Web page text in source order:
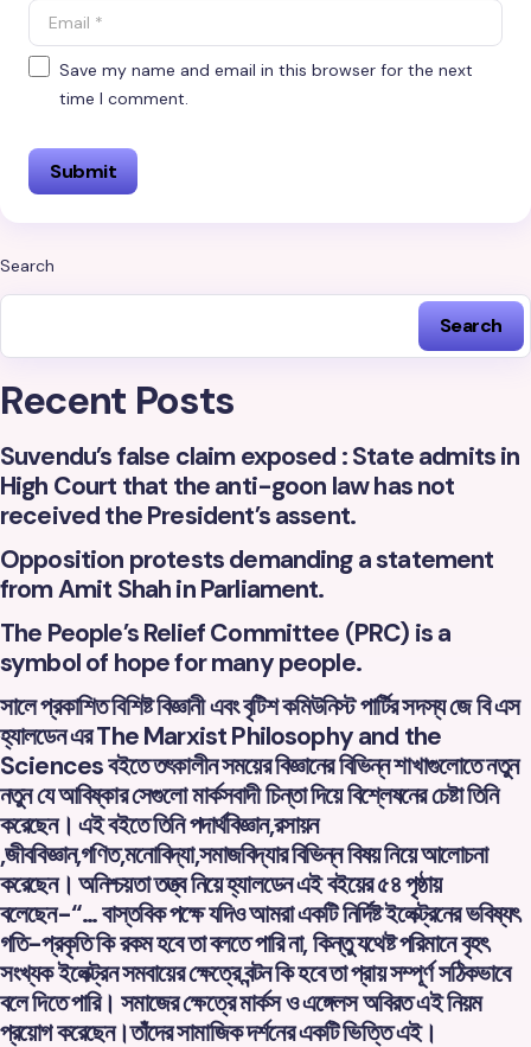
Save my name and email in this browser for the next
time I comment.
Search
Search
Recent Posts
Suvendu’s false claim exposed : State admits in
High Court that the anti-goon law has not
received the President’s assent.
Opposition protests demanding a statement
from Amit Shah in Parliament.
The People’s Relief Committee (PRC) is a
symbol of hope for many people.
সালে প্রকাশিত বিশিষ্ট বিজ্ঞানী এবং বৃটিশ কমিউনিস্ট পার্টির সদস্য জে বি এস
হ্যালডেন এর The Marxist Philosophy and the
Sciences বইতে তৎকালীন সময়ের বিজ্ঞানের বিভিন্ন শাখাগুলোতে নতুন
নতুন যে আবিষ্কার সেগুলো মার্কসবাদী চিন্তা দিয়ে বিশ্লেষনের চেষ্টা তিনি
করেছেন। এই বইতে তিনি পদার্থবিজ্ঞান,রসায়ন
,জীববিজ্ঞান,গণিত,মনোবিদ্যা,সমাজবিদ্যার বিভিন্ন বিষয় নিয়ে আলোচনা
করেছেন। অনিশ্চয়তা তত্ত্ব নিয়ে হ্যালডেন এই বইয়ের ৫৪ পৃষ্ঠায়
বলেছেন-“… বাস্তবিক পক্ষে যদিও আমরা একটি নির্দিষ্ট ইলেক্ট্রনের ভবিষ্যৎ
গতি-প্রকৃতি কি রকম হবে তা বলতে পারি না, কিন্তু যথেষ্ট পরিমানে বৃহৎ
সংখ্যক ইলেক্ট্রন সমবায়ের ক্ষেত্রে বন্টন কি হবে তা প্রায় সম্পূর্ণ সঠিকভাবে
বলে দিতে পারি। সমাজের ক্ষেত্রে মার্কস ও এঙ্গেলস অবিরত এই নিয়ম
প্রয়োগ করেছেন।তাঁদের সামাজিক দর্শনের একটি ভিত্তি এই।